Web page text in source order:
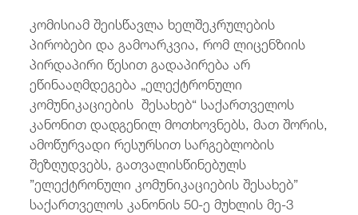
კომისიამ შეისწავლა ხელშეკრულების
პირობები და გამოარკვია, რომ ლიცენზიის
პირდაპირი წესით გადაპირება არ
ეწინააღმდეგება „ელექტრონული
კომუნიკაციების შესახებ“ საქართველოს
კანონით დადგენილ მოთხოვნებს, მათ შორის,
ამოწურვადი რესურსით სარგებლობის
შეზღუდვებს, გათვალისწინებულს
”ელექტრონული კომუნიკაციების შესახებ”
საქართველოს კანონის 50-ე მუხლის მე-3